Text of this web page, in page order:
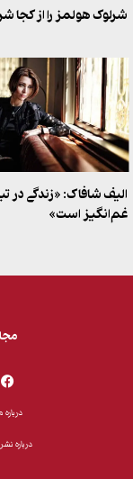
شرلوک هولمز را از کجا
الیف شافاک: «زندگی در
غم‌انگیز است»
درباره